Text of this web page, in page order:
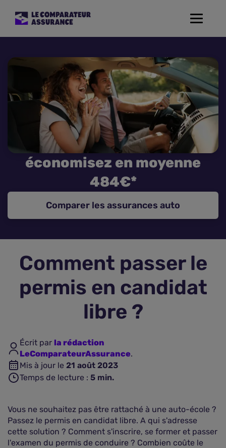
Toggle
Mutuelle Santé
Assurance Moto
Assurance Habitation
Assurance de prêt
Prévoyance
Assurance Animaux
Plus d'assurances
économisez en moyenne
484€*
Comparer les assurances auto
Comment passer le
permis en candidat
libre ?
Écrit par la rédaction
LeComparateurAssurance.
Mis à jour le 21 août 2023
Temps de lecture : 5 min.
Vous ne souhaitez pas être rattaché à une auto-école ?
Passez le permis en candidat libre. A qui s'adresse
cette solution ? Comment s'inscrire, se former et passer
l'examen du permis de conduire ? Combien coûte le